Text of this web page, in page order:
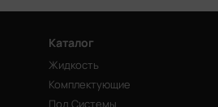
Каталог
Жидкость
Комплектующие
Под Системы